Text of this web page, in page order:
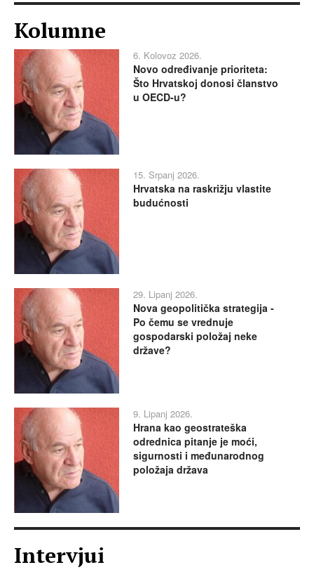
Kolumne
6. Kolovoz 2026.
Novo određivanje prioriteta:
Što Hrvatskoj donosi članstvo
u OECD-u?
15. Srpanj 2026.
Hrvatska na raskrižju vlastite
budućnosti
29. Lipanj 2026.
Nova geopolitička strategija -
Po čemu se vrednuje
gospodarski položaj neke
države?
9. Lipanj 2026.
Hrana kao geostrateška
odrednica pitanje je moći,
sigurnosti i međunarodnog
položaja država
Intervjui